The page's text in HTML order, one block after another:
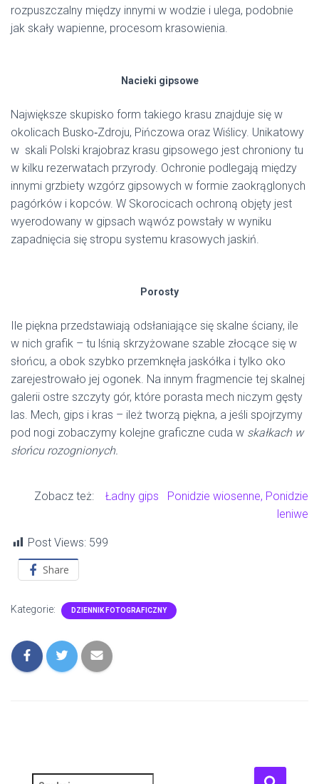
rozpuszczalny między innymi w wodzie i ulega, podobnie
jak skały wapienne, procesom krasowienia.
Nacieki gipsowe
Największe skupisko form takiego krasu znajduje się w
okolicach Busko‑Zdroju, Pińczowa oraz Wiślicy. Unikatowy
w skali Polski krajobraz krasu gipsowego jest chroniony tu
w kilku rezerwatach przyrody. Ochronie podlegają między
innymi grzbiety wzgórz gipsowych w formie zaokrąglonych
pagórków i kopców. W Skorocicach ochroną objęty jest
wyerodowany w gipsach wąwóz powstały w wyniku
zapadnięcia się stropu systemu krasowych jaskiń.
Porosty
Ile piękna przedstawiają odsłaniające się skalne ściany, ile
w nich grafik – tu lśnią skrzyżowane szable złocące się w
słońcu, a obok szybko przemknęła jaskółka i tylko oko
zarejestrowało jej ogonek. Na innym fragmencie tej skalnej
galerii ostre szczyty gór, które porasta mech niczym gęsty
las. Mech, gips i kras – ileż tworzą piękna, a jeśli spojrzymy
pod nogi zobaczymy kolejne graficzne cuda w skałkach w
słońcu rozognionych.
Zobacz też: Ładny gips
Ponidzie wiosenne, Ponidzie
leniwe
Post Views: 599
Share
Kategorie: DZIENNIK FOTOGRAFICZNY